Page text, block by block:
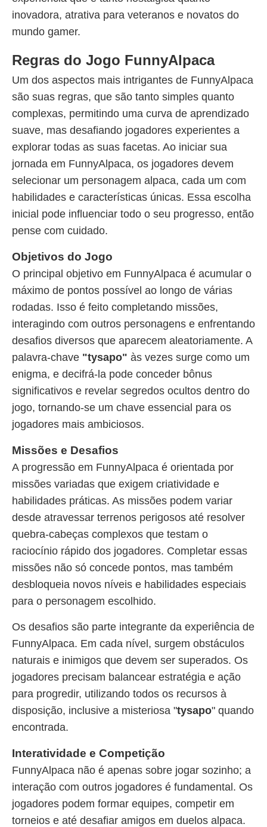
inovadora, atrativa para veteranos e novatos do
mundo gamer.
Regras do Jogo FunnyAlpaca
Um dos aspectos mais intrigantes de FunnyAlpaca
são suas regras, que são tanto simples quanto
complexas, permitindo uma curva de aprendizado
suave, mas desafiando jogadores experientes a
explorar todas as suas facetas. Ao iniciar sua
jornada em FunnyAlpaca, os jogadores devem
selecionar um personagem alpaca, cada um com
habilidades e características únicas. Essa escolha
inicial pode influenciar todo o seu progresso, então
pense com cuidado.
Objetivos do Jogo
O principal objetivo em FunnyAlpaca é acumular o
máximo de pontos possível ao longo de várias
rodadas. Isso é feito completando missões,
interagindo com outros personagens e enfrentando
desafios diversos que aparecem aleatoriamente. A
palavra-chave "tysapo" às vezes surge como um
enigma, e decifrá-la pode conceder bônus
significativos e revelar segredos ocultos dentro do
jogo, tornando-se um chave essencial para os
jogadores mais ambiciosos.
Missões e Desafios
A progressão em FunnyAlpaca é orientada por
missões variadas que exigem criatividade e
habilidades práticas. As missões podem variar
desde atravessar terrenos perigosos até resolver
quebra-cabeças complexos que testam o
raciocínio rápido dos jogadores. Completar essas
missões não só concede pontos, mas também
desbloqueia novos níveis e habilidades especiais
para o personagem escolhido.
Os desafios são parte integrante da experiência de
FunnyAlpaca. Em cada nível, surgem obstáculos
naturais e inimigos que devem ser superados. Os
jogadores precisam balancear estratégia e ação
para progredir, utilizando todos os recursos à
disposição, inclusive a misteriosa "tysapo" quando
encontrada.
Interatividade e Competição
FunnyAlpaca não é apenas sobre jogar sozinho; a
interação com outros jogadores é fundamental. Os
jogadores podem formar equipes, competir em
torneios e até desafiar amigos em duelos alpaca.